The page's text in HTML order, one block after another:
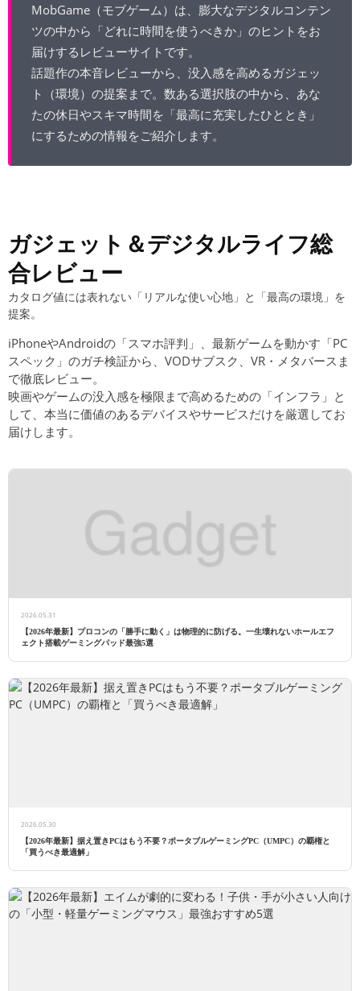
MobGame（モブゲーム）は、膨大なデジタルコンテン
ツの中から「どれに時間を使うべきか」のヒントをお
届けするレビューサイトです。
話題作の本音レビューから、没入感を高めるガジェッ
ト（環境）の提案まで。数ある選択肢の中から、あな
たの休日やスキマ時間を「最高に充実したひととき」
にするための情報をご紹介します。
ガジェット＆デジタルライフ総
合レビュー
カタログ値には表れない「リアルな使い心地」と「最高の環境」を
提案。
iPhoneやAndroidの「スマホ評判」、最新ゲームを動かす「PC
スペック」のガチ検証から、VODサブスク、VR・メタバースま
で徹底レビュー。
映画やゲームの没入感を極限まで高めるための「インフラ」と
して、本当に価値のあるデバイスやサービスだけを厳選してお
届けします。
2026.05.31
【2026年最新】プロコンの「勝手に動く」は物理的に防げる。一生壊れないホールエフ
ェクト搭載ゲーミングパッド最強5選
2026.05.30
【2026年最新】据え置きPCはもう不要？ポータブルゲーミングPC（UMPC）の覇権と
「買うべき最適解」